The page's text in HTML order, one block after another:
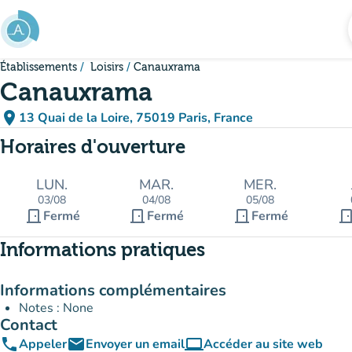
Aller au contenu principal
Établissements Loisirs Canauxrama
Canauxrama
place 13 Quai de la Loire, 75019 Paris, France
(ouvrir dans Google Maps)
(nouvel onglet)
Horaires d'ouverture
LUN.
03/08
door_front Fermé
MAR.
04/08
door_front Fermé
MER.
05/08
door_front Fermé door_front
Informations pratiques
Informations complémentaires
Notes : None
Contact
phoneAppeleremailEnvoyer un emailcomputerAccéder au site web